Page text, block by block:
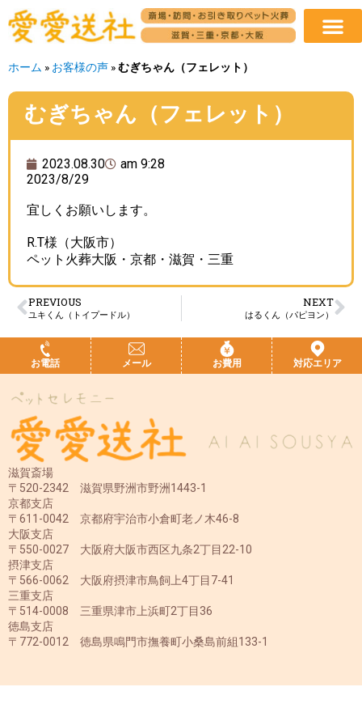
ホーム » お客様の声 »むぎちゃん（フェレット）
むぎちゃん（フェレット）
2023.08.30
am 9:28
2023/8/29
宜しくお願いします。
R.T様（大阪市）
ペット火葬大阪・京都・滋賀・三重
PREVIOUS
ユキくん（トイプードル）
NEXT
はるくん（パピヨン）
お電話 メール お費用 対応エリア
滋賀斎場
〒520-2342 滋賀県野洲市野洲1443-1
京都支店
〒611-0042 京都府宇治市小倉町老ノ木46-8
大阪支店
〒550-0027 大阪府大阪市西区九条2丁目22-10
摂津支店
〒566-0062 大阪府摂津市鳥飼上4丁目7-41
三重支店
〒514-0008 三重県津市上浜町2丁目36
徳島支店
〒772-0012 徳島県鳴門市撫養町小桑島前組133-1